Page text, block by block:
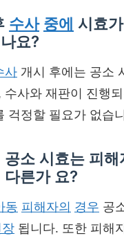
수사 중에 시효
요?
사 개시 후에는 공소
수사와 재판이 진행
걱정할 필요가 없습
공소 시효는 피해
다른가 요?
동 피해자의 경우 공
됩니다. 또한 피해